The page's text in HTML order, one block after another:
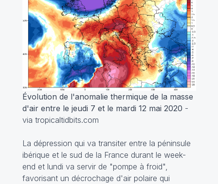
Évolution de l'anomalie thermique de la masse
d'air entre le jeudi 7 et le mardi 12 mai 2020 -
via tropicaltidbits.com
La dépression qui va transiter entre la péninsule
ibérique et le sud de la France durant le week-
end et lundi va servir de "pompe à froid",
favorisant un décrochage d'air polaire qui